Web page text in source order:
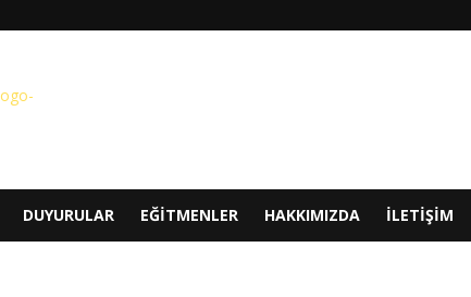
DUYURULAR EĞITMENLER HAKKIMIZDA İLETIŞIM